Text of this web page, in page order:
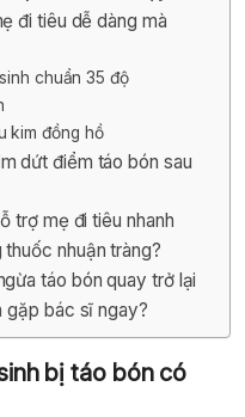
đi tiêu dễ dàng mà
chuẩn 35 độ
kim đồng hồ
dứt điểm táo bón sau
trợ mẹ đi tiêu nhanh
nhuận tràng?
táo bón quay trở lại
gặp bác sĩ ngay?
bị táo bón có